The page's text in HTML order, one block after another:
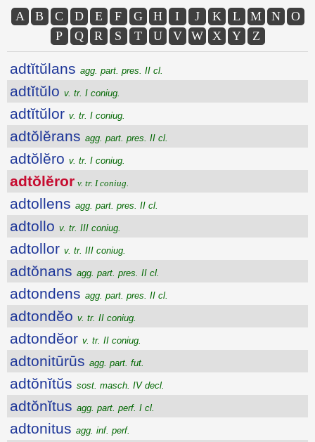
A B C D E F G H I J K L M N
O
P
Q R S T U V W X Y Z
adtĭtŭlans agg. part. pres. II cl.
adtĭtŭlo v. tr. I coniug.
adtĭtŭlor v. tr. I coniug.
adtŏlĕrans agg. part. pres. II cl.
adtŏlĕro v. tr. I coniug.
adtŏlĕror v. tr. I coniug.
adtollens agg. part. pres. II cl.
adtollo v. tr. III coniug.
adtollor v. tr. III coniug.
adtŏnans agg. part. pres. II cl.
adtondens agg. part. pres. II cl.
adtondĕo v. tr. II coniug.
adtondĕor v. tr. II coniug.
adtonitūrūs agg. part. fut.
adtŏnĭtŭs sost. masch. IV decl.
adtŏnĭtus agg. part. perf. I cl.
adtonitus agg. inf. perf.